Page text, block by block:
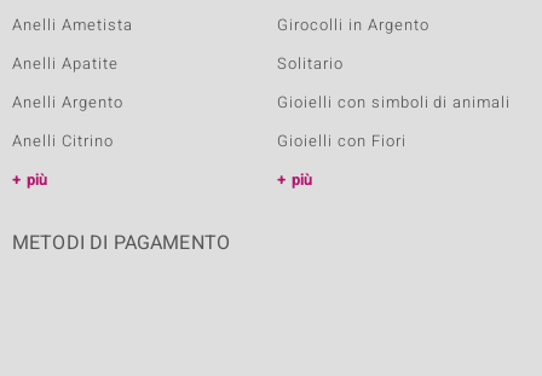
Anelli Ametista
Anelli Apatite
Anelli Argento
Anelli Citrino
più
Girocolli in Argento
Solitario
Gioielli con simboli di animali
Gioielli con Fiori
più
METODI DI PAGAMENTO